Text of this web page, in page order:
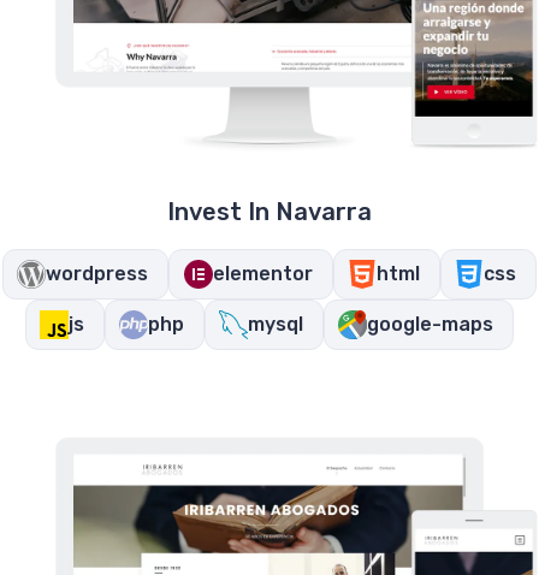
Invest In Navarra
wordpress elementor html css
js php mysql google-maps